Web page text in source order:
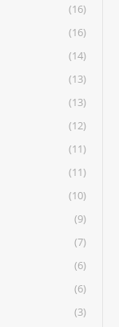
(16)
(16)
(14)
(13)
(13)
(12)
(11)
(11)
(10)
(9)
(7)
(6)
(6)
(3)